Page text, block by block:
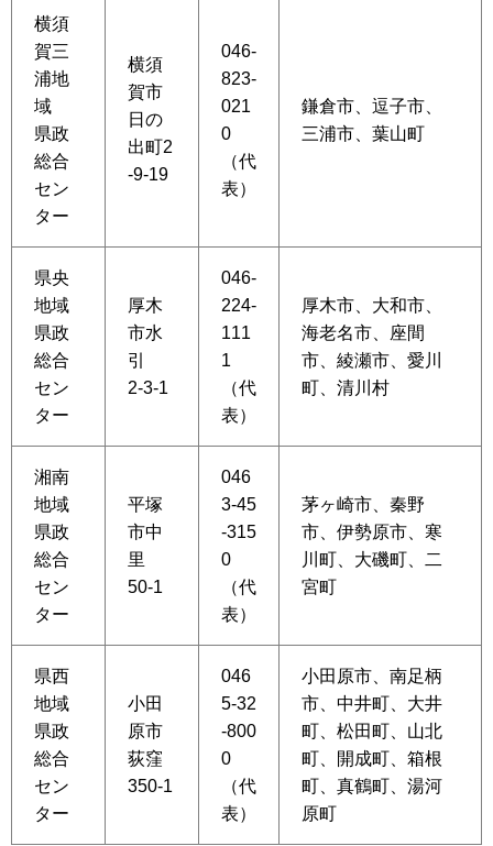
横須
賀三
浦地
域
県政
総合
セン
ター
横須
賀市
日の
出町2
-9-19
046-
823-
021
0
（代
表）
鎌倉市、逗子市、
三浦市、葉山町
県央
地域
県政
総合
セン
ター
厚木
市水
引
2-3-1
046-
224-
111
1
（代
表）
厚木市、大和市、
海老名市、座間
市、綾瀬市、愛川
町、清川村
湘南
地域
県政
総合
セン
ター
平塚
市中
里
50-1
046
3-45
-315
0
（代
表）
茅ヶ崎市、秦野
市、伊勢原市、寒
川町、大磯町、二
宮町
県西
地域
県政
総合
セン
ター
小田
原市
荻窪
350-1
046
5-32
-800
0
（代
表）
小田原市、南足柄
市、中井町、大井
町、松田町、山北
町、開成町、箱根
町、真鶴町、湯河
原町